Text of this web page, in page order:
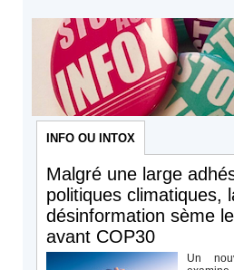
INFO OU INTOX
Malgré une large
politiques climatiques,
désinformation sème
avant COP30
Un